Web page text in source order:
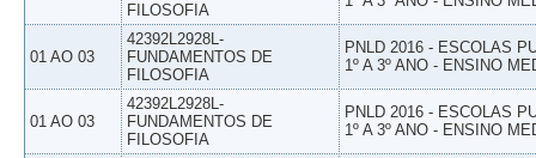
FILOSOFIA
01 AO 03
42392L2928L-
FUNDAMENTOS DE
FILOSOFIA
PNLD 2016 - ESCOLAS
1º A 3º ANO - ENSINO
01 AO 03
42392L2928L-
FUNDAMENTOS DE
FILOSOFIA
PNLD 2016 - ESCOLAS
1º A 3º ANO - ENSINO